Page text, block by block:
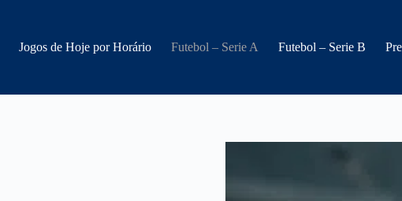
Jogos de Hoje por Horário Futebol – Serie A Futebol – Serie B